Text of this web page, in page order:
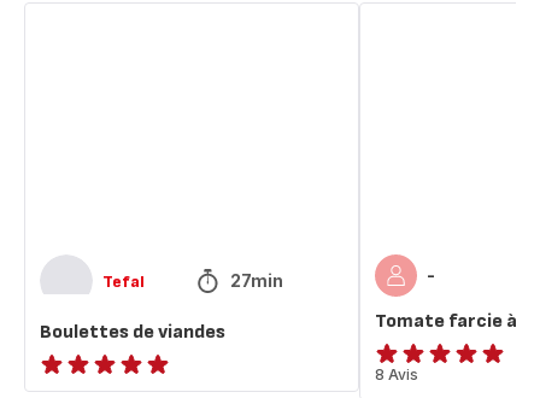
Tefal 27min
Boulettes de viandes
ratings.NaN
-
Tomate farcie à
ratings.4.9
8 Avis